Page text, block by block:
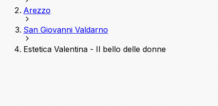
Arezzo
San Giovanni Valdarno
Estetica Valentina - Il bello delle donne